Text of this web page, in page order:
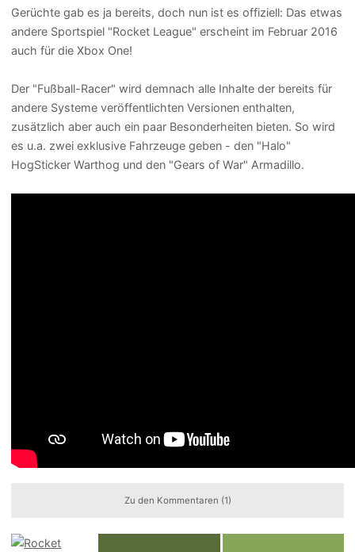
Gerüchte gab es ja bereits, doch nun ist es offiziell: Das etwas
andere Sportspiel "Rocket League" erscheint im Februar 2016
auch für die Xbox One!
Der "Fußball-Racer" wird demnach alle Inhalte der bereits für
andere Systeme veröffentlichten Versionen enthalten,
zusätzlich aber auch ein paar Besonderheiten bieten. So wird
es u.a. zwei exklusive Fahrzeuge geben - den "Halo"
HogSticker Warthog und den "Gears of War" Armadillo.
Zu den Kommentaren (1)